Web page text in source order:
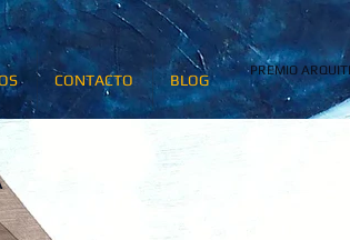
CONTACTO BLOG
PREMIO